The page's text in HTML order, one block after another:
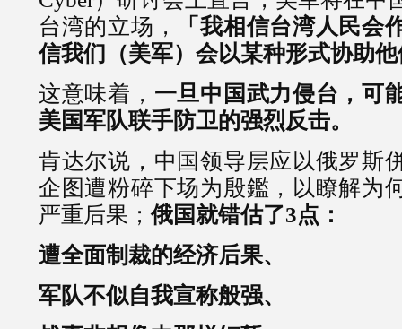
台湾的立场，
「我相信台湾人民会
信我们（美军）会以某种形式协助
这意味着， 一旦中国武力侵台，可
美国军队联手防卫的强烈反击。
肯达尔说，中国领导层应以俄罗斯
企图遭粉碎下场为殷鑑，以瞭解为
严重后果；俄国就错估了3点：
遭全面制裁的经济后果、
军队不似自我宣称般强、